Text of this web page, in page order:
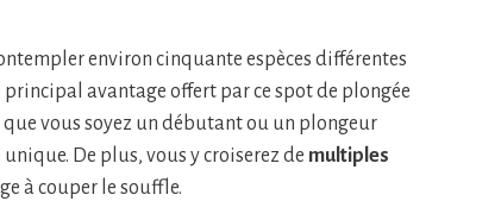
environ cinquante espèces différentes
avantage offert par ce spot de plongée
que vous soyez un débutant ou un plongeur
De plus, vous y croiserez de multiples
à couper le souffle.